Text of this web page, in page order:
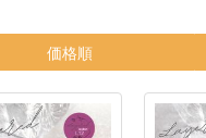
価格順